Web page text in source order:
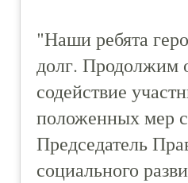
"Наши ребята
долг. Продолжим
содействие
положенных мер
Председатель
социального